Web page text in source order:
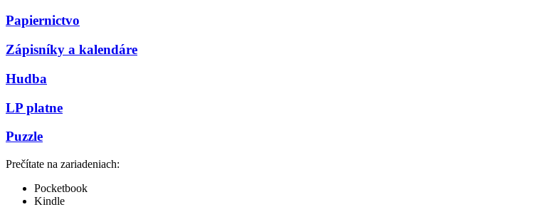
Papiernictvo
Zápisníky a kalendáre
Hudba
LP platne
Puzzle
Prečítate na zariadeniach:
Pocketbook
Kindle